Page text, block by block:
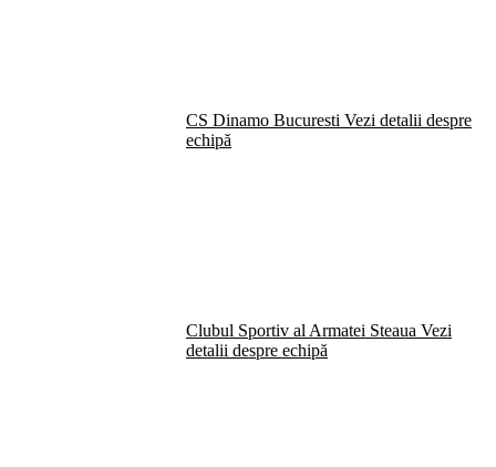
CS Dinamo Bucuresti Vezi detalii despre
echipă
Clubul Sportiv al Armatei Steaua Vezi
detalii despre echipă